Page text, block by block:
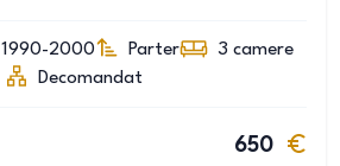
1990-2000 Parter 3 camere
Decomandat
650